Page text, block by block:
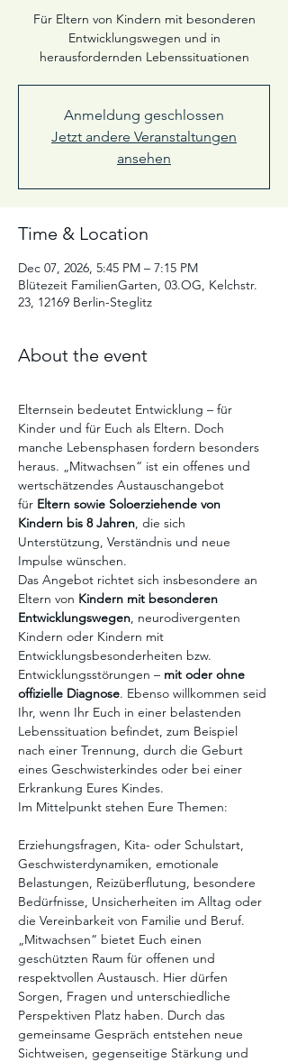
Für Eltern von Kindern mit besonderen
Entwicklungswegen und in
herausfordernden Lebenssituationen
Anmeldung geschlossen
Jetzt andere Veranstaltungen
ansehen
Time & Location
Dec 07, 2026, 5:45 PM – 7:15 PM
Blütezeit FamilienGarten, 03.OG, Kelchstr.
23, 12169 Berlin-Steglitz
About the event
Elternsein bedeutet Entwicklung – für
Kinder und für Euch als Eltern. Doch
manche Lebensphasen fordern besonders
heraus. „Mitwachsen“ ist ein offenes und
wertschätzendes Austauschangebot
für Eltern sowie Soloerziehende von
Kindern bis 8 Jahren, die sich
Unterstützung, Verständnis und neue
Impulse wünschen.
Das Angebot richtet sich insbesondere an
Eltern von Kindern mit besonderen
Entwicklungswegen, neurodivergenten
Kindern oder Kindern mit
Entwicklungsbesonderheiten bzw.
Entwicklungsstörungen – mit oder ohne
offizielle Diagnose. Ebenso willkommen seid
Ihr, wenn Ihr Euch in einer belastenden
Lebenssituation befindet, zum Beispiel
nach einer Trennung, durch die Geburt
eines Geschwisterkindes oder bei einer
Erkrankung Eures Kindes.
Im Mittelpunkt stehen Eure Themen:
Erziehungsfragen, Kita- oder Schulstart,
Geschwisterdynamiken, emotionale
Belastungen, Reizüberflutung, besondere
Bedürfnisse, Unsicherheiten im Alltag oder
die Vereinbarkeit von Familie und Beruf.
„Mitwachsen“ bietet Euch einen
geschützten Raum für offenen und
respektvollen Austausch. Hier dürfen
Sorgen, Fragen und unterschiedliche
Perspektiven Platz haben. Durch das
gemeinsame Gespräch entstehen neue
Sichtweisen, gegenseitige Stärkung und